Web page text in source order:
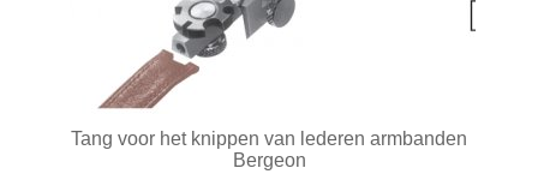
Tang voor het knippen van lederen armbanden
Bergeon